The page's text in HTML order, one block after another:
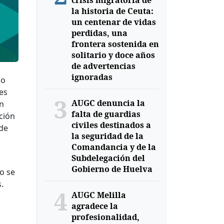
se
la historia de Ceuta:
un centenar de vidas
perdidas, una
frontera sostenida en
solitario y doce años
de advertencias
ignoradas
3 AUGC denuncia la
falta de guardias
civiles destinados a
la seguridad de la
Comandancia y de la
Subdelegación del
Gobierno de Huelva
4 AUGC Melilla
agradece la
profesionalidad,